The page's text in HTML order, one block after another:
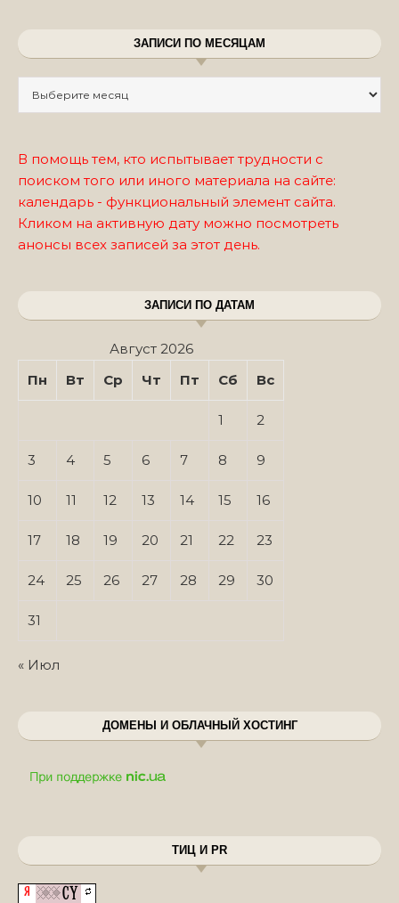
ЗАПИСИ ПО МЕСЯЦАМ
В помощь тем, кто испытывает трудности с
поиском того или иного материала на сайте:
календарь - функциональный элемент сайта.
Кликом на активную дату можно посмотреть
анонсы всех записей за этот день.
ЗАПИСИ ПО ДАТАМ
Август 2026
Пн
Вт Ср Чт Пт Сб Вс
1 2
3 4 5 6 7 8 9
10 11 12 13 14 15 16
17 18 19 20 21 22 23
24 25 26 27 28 29 30
31
« Июл
ДОМЕНЫ И ОБЛАЧНЫЙ ХОСТИНГ
ТИЦ И PR